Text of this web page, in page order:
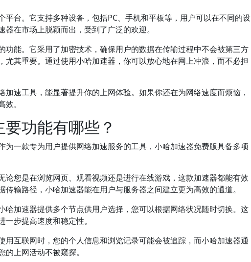
台。它支持多种设备，包括PC、手机和平板等，用户可以在不同的设
在市场上脱颖而出，受到了广泛的欢迎。
功能。它采用了加密技术，确保用户的数据在传输过程中不会被第三方
其重要。通过使用小哈加速器，你可以放心地在网上冲浪，而不必担
速工具，能显著提升你的上网体验。如果你还在为网络速度而烦恼，
。
功能有哪些？
为一款专为用户提供网络加速服务的工具，小哈加速器免费版具备多项
论您是在浏览网页、观看视频还是进行在线游戏，这款加速器都能有效
输路径，小哈加速器能在用户与服务器之间建立更为高效的通道。
哈加速器提供多个节点供用户选择，您可以根据网络状况随时切换。这
步提高速度和稳定性。
用互联网时，您的个人信息和浏览记录可能会被追踪，而小哈加速器通
上网活动不被窥探。